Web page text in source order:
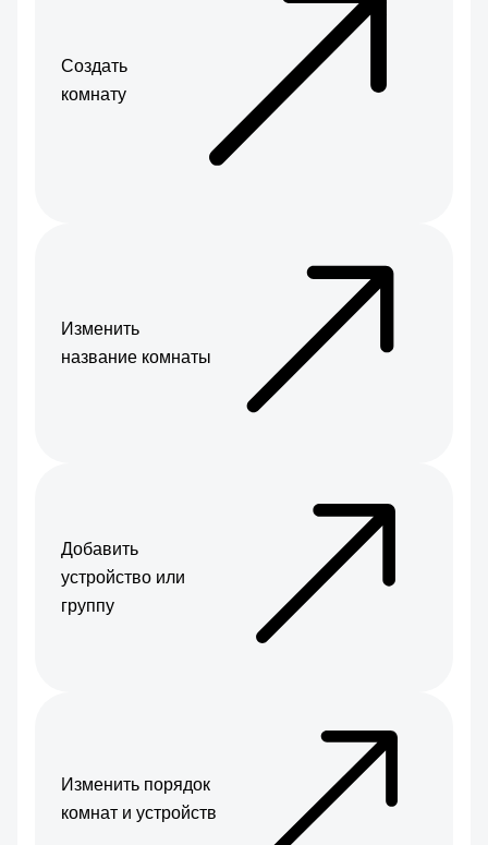
Создать
комнату
Изменить
название комнаты
Добавить
устройство или
группу
Изменить порядок
комнат и устройств